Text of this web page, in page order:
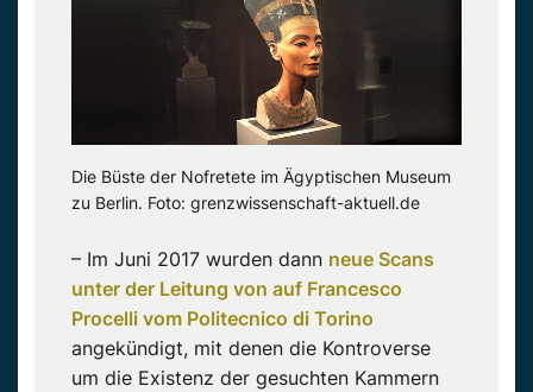
Die Büste der Nofretete im Ägyptischen Museum
zu Berlin. Foto: grenzwissenschaft-aktuell.de
– Im Juni 2017 wurden dann neue Scans
unter der Leitung von auf Francesco
Procelli vom Politecnico di Torino
angekündigt, mit denen die Kontroverse
um die Existenz der gesuchten Kammern